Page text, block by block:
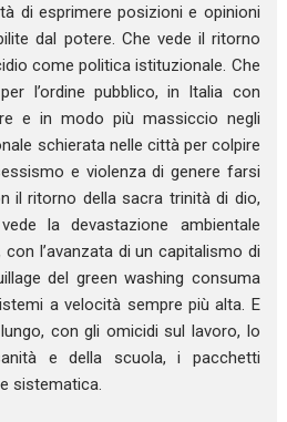
di esprimere posizioni e opinioni
dal potere. Che vede il ritorno
come politica istituzionale. Che
l’ordine pubblico, in Italia con
e in modo più massiccio negli
schierata nelle città per colpire
e violenza di genere farsi
il ritorno della sacra trinità di dio,
la devastazione ambientale
l’avanzata di un capitalismo di
del green washing consuma
a velocità sempre più alta. E
con gli omicidi sul lavoro, lo
e della scuola, i pacchetti
sistematica.